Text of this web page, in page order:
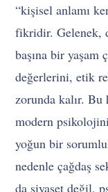
“kişisel anlamı
fikridir. Gelenek,
başına bir yaşam
değerlerini, etik
zorunda kalır.
modern
yoğun bir
nedenle çağdaş
da siyaset değil,